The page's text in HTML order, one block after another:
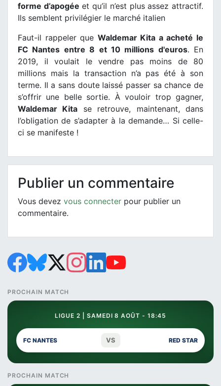
forme d’apogée et qu’il n’est plus assez attractif.
Ils semblent privilégier le marché italien
Faut-il rappeler que Waldemar Kita a acheté le
FC Nantes entre 8 et 10 millions d'euros. En
2019, il voulait le vendre pas moins de 80
millions mais la transaction n’a pas été à son
terme. Il a sans doute laissé passer sa chance de
s’offrir une belle sortie. À vouloir trop gagner,
Waldemar Kita se retrouve, maintenant, dans
l’obligation de s’adapter à la demande… Si celle-
ci se manifeste !
Publier un commentaire
Vous devez vous connecter pour publier un
commentaire.
PROCHAIN MATCH
LIGUE 2 | SAMEDI 8 AOÛT - 18:45
FC NANTES VS RED STAR
PROCHAIN MATCH